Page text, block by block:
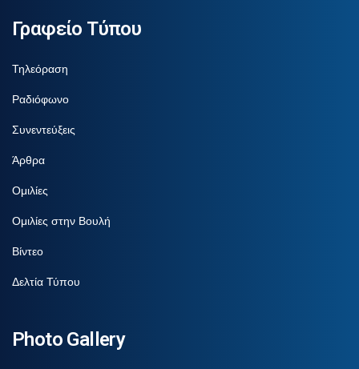
Γραφείο Τύπου
Τηλεόραση
Ραδιόφωνο
Συνεντεύξεις
Άρθρα
Ομιλίες
Ομιλίες στην Βουλή
Βίντεο
Δελτία Τύπου
Photo Gallery